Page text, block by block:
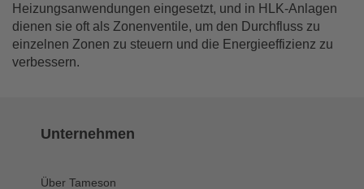
Heizungsanwendungen eingesetzt, und in HLK-Anlagen
dienen sie oft als Zonenventile, um den Durchfluss zu
einzelnen Zonen zu steuern und die Energieeffizienz zu
verbessern.
Unternehmen
Über Tameson